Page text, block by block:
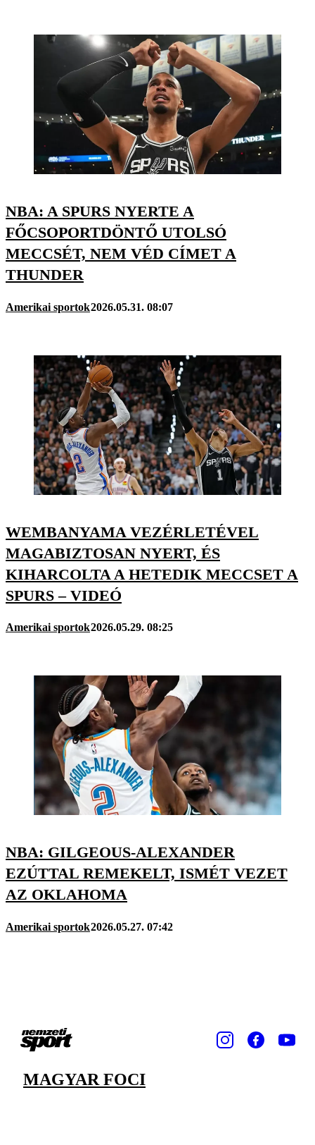
NBA: A SPURS NYERTE A
FŐCSOPORTDÖNTŐ UTOLSÓ
MECCSÉT, NEM VÉD CÍMET A
THUNDER
Amerikai sportok2026.05.31. 08:07
WEMBANYAMA VEZÉRLETÉVEL
MAGABIZTOSAN NYERT, ÉS
KIHARCOLTA A HETEDIK MECCSET A
SPURS – VIDEÓ
Amerikai sportok2026.05.29. 08:25
NBA: GILGEOUS-ALEXANDER
EZÚTTAL REMEKELT, ISMÉT VEZET
AZ OKLAHOMA
Amerikai sportok2026.05.27. 07:42
MAGYAR FOCI